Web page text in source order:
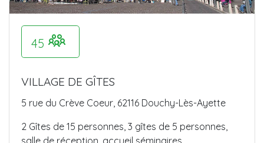
45
VILLAGE DE GÎTES
5 rue du Crève Coeur, 62116 Douchy-Lès-Ayette
2 Gîtes de 15 personnes, 3 gîtes de 5 personnes,